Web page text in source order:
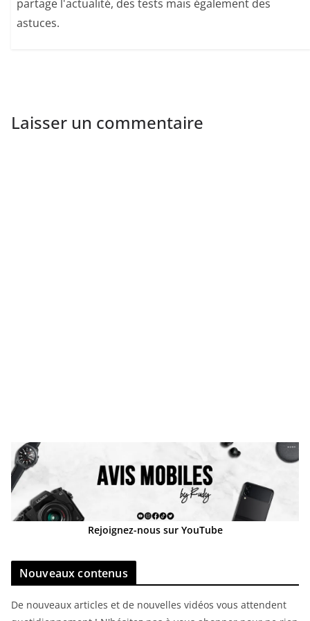
partage l'actualité, des tests mais également des
astuces.
Laisser un commentaire
Rejoignez-nous sur YouTube
Nouveaux contenus
De nouveaux articles et de nouvelles vidéos vous attendent